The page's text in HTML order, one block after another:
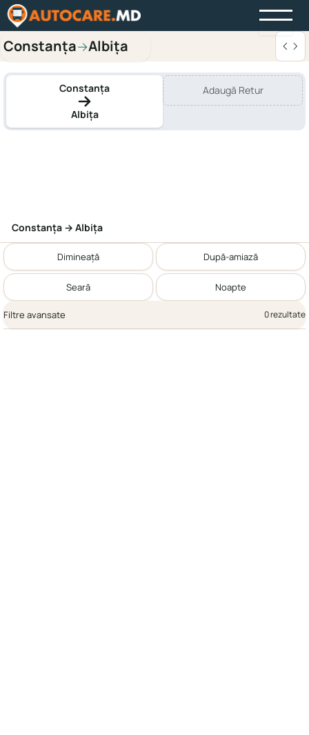
Constanța→Albița
Constanța
Albița
Adaugă Retur
Constanța → Albița
Dimineață După-amiază
Seară Noapte
Filtre avansate 0 rezultate